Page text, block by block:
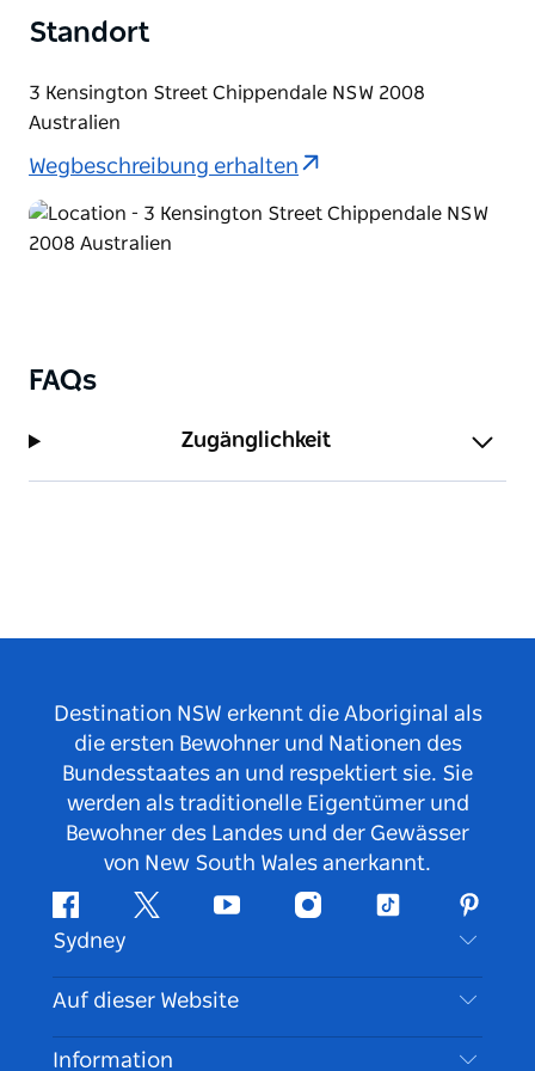
kulinarisches Erlebnis in unmittelbarer Nähe zu den
Unterhaltungsmöglichkeiten der Stadt.
Standort
3 Kensington Street Chippendale NSW 2008
Australien
Wegbeschreibung erhalten
FAQs
Zugänglichkeit
Destination NSW erkennt die Aboriginal als
die ersten Bewohner und Nationen des
Bundesstaates an und respektiert sie. Sie
werden als traditionelle Eigentümer und
Bewohner des Landes und der Gewässer
von New South Wales anerkannt.
FacebookTwitter YouTubeInstagramTikTok
Sydney
Kontaktieren Sie uns
Haftungsausschluss
Auf dieser Website
Reiseziele
Information